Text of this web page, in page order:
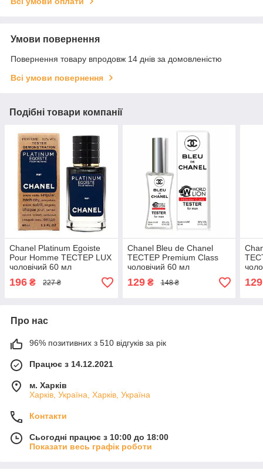
Умови повернення
Повернення товару впродовж 14 днів за домовленістю
Всі умови повернення
Подібні товари компанії
Chanel Platinum Egoiste
Pour Homme ТЕСТЕР LUX
чоловічий 60 мл
196 ₴ 227 ₴
Chanel Bleu de Chanel
ТЕСТЕР Premium Class
чоловічий 60 мл
129₴ 148 ₴ 129
Про нас
96% позитивних з 510 відгуків за рік
Працює з 14.12.2021
м. Харків
Харків, Україна, Харків, Україна
Контакти
Сьогодні працює з 10:00 до 18:00
Показати весь графік роботи